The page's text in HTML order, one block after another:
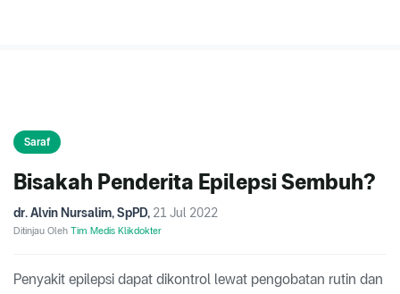
Saraf
Bisakah Penderita Epilepsi Sembuh?
dr. Alvin Nursalim, SpPD, 21 Jul 2022
Ditinjau Oleh Tim Medis Klikdokter
Penyakit epilepsi dapat dikontrol lewat pengobatan rutin dan